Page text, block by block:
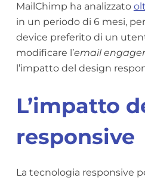
MailChimp ha analizzato
in un periodo di 6 mesi,
device preferito di un
modificare l’email
l’impatto del design
L’impatto
responsive
La tecnologia responsive